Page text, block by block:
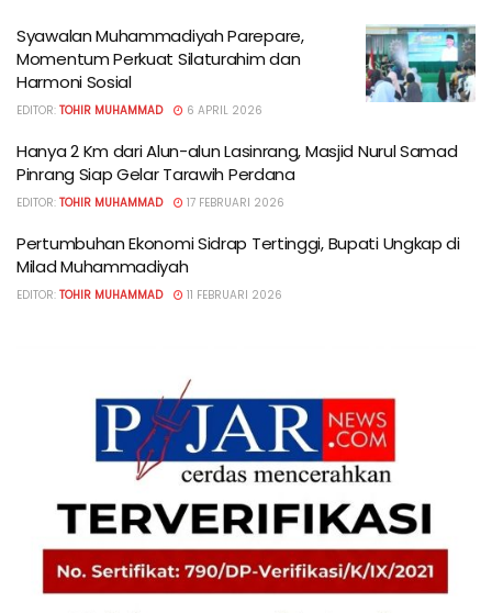
Syawalan Muhammadiyah Parepare,
Momentum Perkuat Silaturahim dan
Harmoni Sosial
EDITOR: TOHIR MUHAMMAD 6 APRIL 2026
Hanya 2 Km dari Alun-alun Lasinrang, Masjid Nurul Samad
Pinrang Siap Gelar Tarawih Perdana
EDITOR: TOHIR MUHAMMAD 17 FEBRUARI 2026
Pertumbuhan Ekonomi Sidrap Tertinggi, Bupati Ungkap di
Milad Muhammadiyah
EDITOR: TOHIR MUHAMMAD 11 FEBRUARI 2026